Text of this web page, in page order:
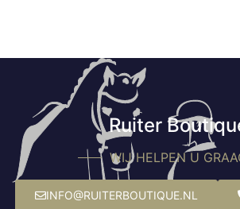
Ruiter
WIJ HELPEN U
INFO@RUITERBOUTIQUE.NL